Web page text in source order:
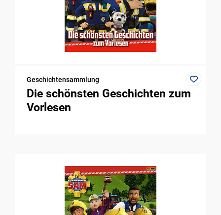
Geschichtensammlung
Die schönsten Geschichten zum
Vorlesen